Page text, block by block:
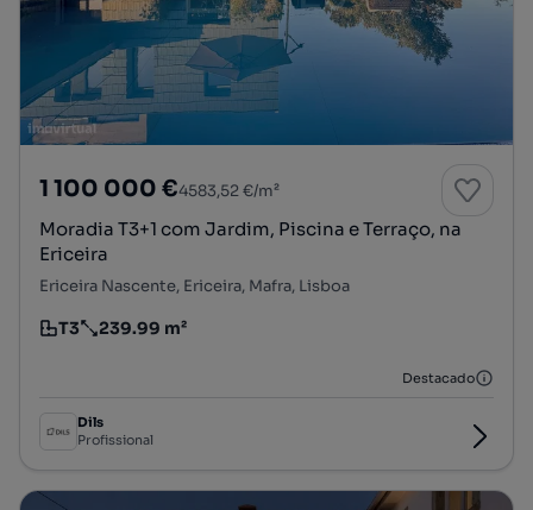
1 100 000 €4583,52 €/m²
Moradia T3+1 com Jardim, Piscina e Terraço, na
Ericeira
Ericeira Nascente, Ericeira, Mafra, Lisboa
Tipologia
T3
Preço por metro quadrado
239.99 m²
Destacado
Dils
Profissional